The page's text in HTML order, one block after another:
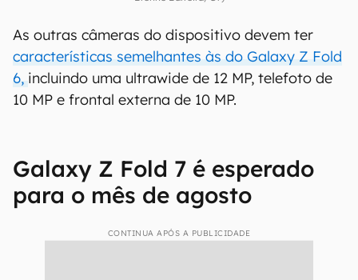
Câmera frontal abaixo da tela também deve ser melhorada (Imagem:
Brenno Barreira/CT)
características semelhantes às do Galaxy Z Fold